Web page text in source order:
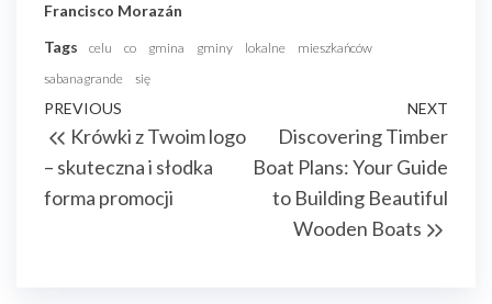
Francisco Morazán
Tags
celu co gmina gminy lokalne
mieszkańców
sabanagrande
się
Nawigacja
wpisu
Previous
Post
PREVIOUS
Krówki z Twoim logo
– skuteczna i słodka
forma promocji
Post
NEXT
Discovering Timber
Boat Plans: Your Guide
to Building Beautiful
Wooden Boats